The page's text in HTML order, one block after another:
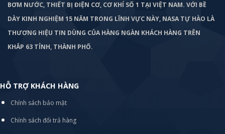
BƠM NƯỚC, THIẾT BỊ ĐIỆN CƠ, CƠ KHÍ SỐ 1 TẠI VIỆT NAM. VỚI BỀ
DÀY KINH NGHIỆM 15 NĂM TRONG LĨNH VỰC NÀY, NASA TỰ HÀO LÀ
THƯƠNG HIỆU TIN DÙNG CỦA HÀNG NGÀN KHÁCH HÀNG TRÊN
KHẮP 63 TỈNH, THÀNH PHỐ.
HỖ TRỢ KHÁCH HÀNG
Chính sách bảo mật
Chính sách đổi trả hàng